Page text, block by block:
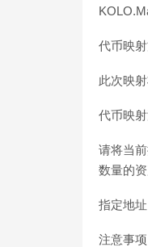
代币映射
此次映
代币映射
请将当
数量的资
指定地
注意事项